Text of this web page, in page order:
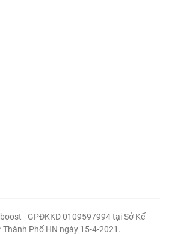
- GPĐKKD 0109597994 tại Sở Kế
Thành Phố HN ngày 15-4-2021.